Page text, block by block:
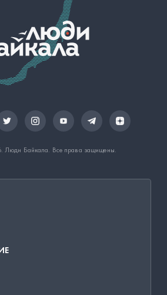
Люди Байкала . Все права защищены.